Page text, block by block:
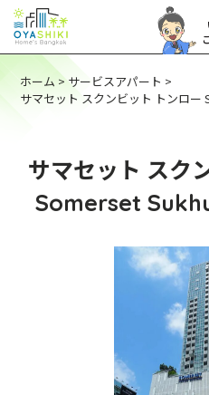
ホーム > サービスアパート >
サマセット スクンビット トンロ
サマセット スク
Somerset